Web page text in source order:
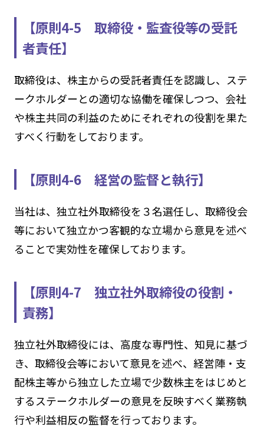
【原則4-5 取締役・監査役等の受託
者責任】
取締役は、株主からの受託者責任を認識し、ステ
ークホルダーとの適切な協働を確保しつつ、会社
や株主共同の利益のためにそれぞれの役割を果た
すべく行動をしております。
【原則4-6 経営の監督と執行】
当社は、独立社外取締役を３名選任し、取締役会
等において独立かつ客観的な立場から意見を述べ
ることで実効性を確保しております。
【原則4-7 独立社外取締役の役割・
責務】
独立社外取締役には、高度な専門性、知見に基づ
き、取締役会等において意見を述べ、経営陣・支
配株主等から独立した立場で少数株主をはじめと
するステークホルダーの意見を反映すべく業務執
行や利益相反の監督を行っております。